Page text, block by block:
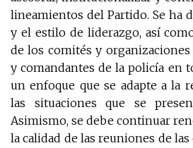
lineamientos del Partido. Se ha
y el estilo de liderazgo, así
de los comités y
y comandantes de la policía en
un enfoque que se adapte a la
las situaciones que se
Asimismo, se debe continuar
la calidad de las reuniones de